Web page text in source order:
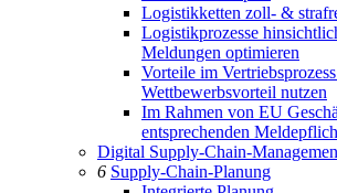
Logistikketten zoll- &
Logistikprozesse
Meldungen optimieren
Vorteile im
Wettbewerbsvorteil nutzen
Im Rahmen von EU
entsprechenden
Digital Supply-Chain-
6 Supply-Chain-Planung